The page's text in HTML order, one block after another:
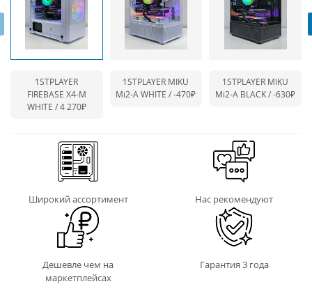
1STPLAYER
FIREBASE X4-M
WHITE / 4 270₽
1STPLAYER MIKU
Mi2-A WHITE /-470₽
1STPLAYER MIKU
Mi2-A BLACK /-630₽
Широкий ассортимент Нас рекомендуют
Дешевле чем на
маркетплейсах
Гарантия 3 года